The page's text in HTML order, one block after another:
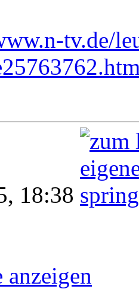
tv.de/
18:38
anzeigen